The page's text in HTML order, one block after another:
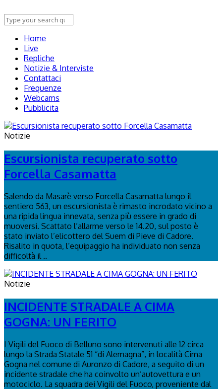
Home
Live
Repliche
Notizie & Interviste
Contattaci
Frequenze
Webcams
Pubblicita
Notizie
Escursionista recuperato sotto
Forcella Casamatta
Salendo da Masarè verso Forcella Casamatta lungo il
sentiero 563, un escursionista è rimasto incrodato vicino a
una ripida lingua innevata, senza più essere in grado di
muoversi. Scattato l’allarme verso le 14.20, sul posto è
stato inviato l’elicottero del Suem di Pieve di Cadore.
Risalito in quota, l’equipaggio ha individuato non senza
difficoltà il ..
Notizie
INCIDENTE STRADALE A CIMA
GOGNA: UN FERITO
I Vigili del Fuoco di Belluno sono intervenuti alle 12 circa
lungo la Strada Statale 51 “di Alemagna”, in località Cima
Gogna nel comune di Auronzo di Cadore, a seguito di un
incidente stradale che ha coinvolto un’autovettura e un
motociclo. La squadra dei Vigili del Fuoco, proveniente dal